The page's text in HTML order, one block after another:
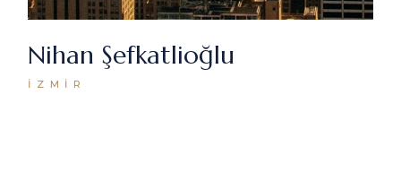
Nihan Şefkatlioğlu
İZMIR